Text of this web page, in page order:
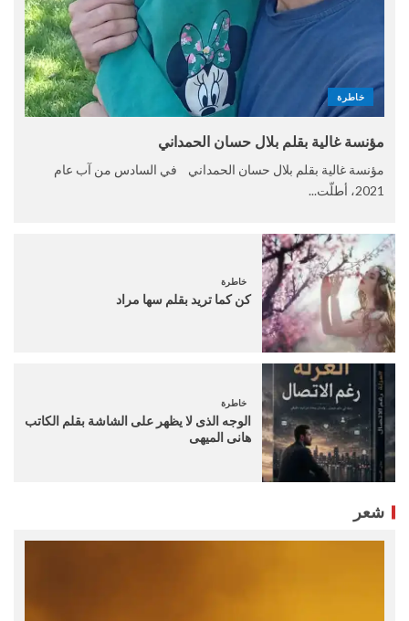
خاطرة
مؤنسة غالية بقلم بلال حسان الحمداني
مؤنسة غالية بقلم بلال حسان الحمداني في السادس من آب عام
2021، أطلّت...
خاطرة
كن كما تريد بقلم سها مراد
خاطرة
الوجه الذى لا يظهر على الشاشة بقلم الكاتب
هانى الميهى
شعر